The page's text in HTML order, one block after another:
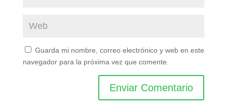
Guarda mi nombre, correo electrónico y web en este
navegador para la próxima vez que comente.